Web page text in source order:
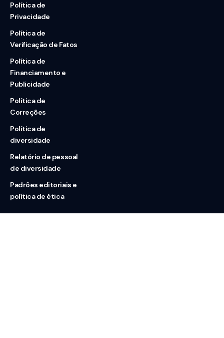
Política de
Privacidade
Política de
Verificação de Fatos
Política de
Financiamento e
Publicidade
Política de
Correções
Política de
diversidade
Relatório de pessoal
de diversidade
Padrões editoriais e
política de ética